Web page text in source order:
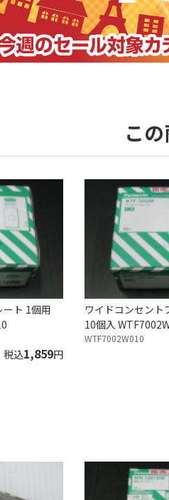
こ
ト 1個用
税込1,859円
ワイドコンセント
10個入
WTF7002W010